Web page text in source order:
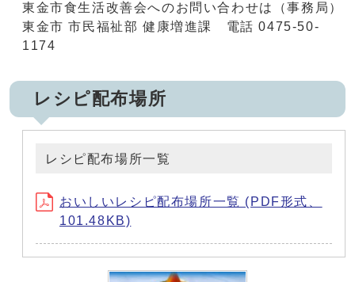
東金市食生活改善会へのお問い合わせは（事務局）
東金市 市民福祉部 健康増進課 電話 0475-50-
1174
レシピ配布場所
レシピ配布場所一覧
おいしいレシピ配布場所一覧 (PDF形式、
101.48KB)